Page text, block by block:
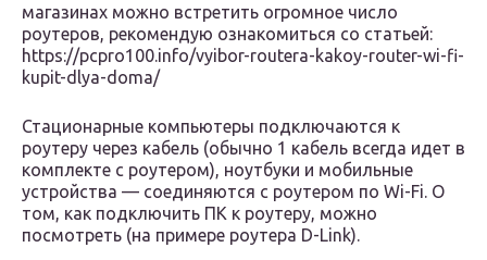
магазинах можно встретить огромное число
роутеров, рекомендую ознакомиться со статьей:
https://pcpro100.info/vyibor-routera-kakoy-router-wi-fi-
kupit-dlya-doma/
Стационарные компьютеры подключаются к
роутеру через кабель (обычно 1 кабель всегда идет в
комплекте с роутером), ноутбуки и мобильные
устройства — соединяются с роутером по Wi-Fi. О
том, как подключить ПК к роутеру, можно
посмотреть (на примере роутера D-Link).